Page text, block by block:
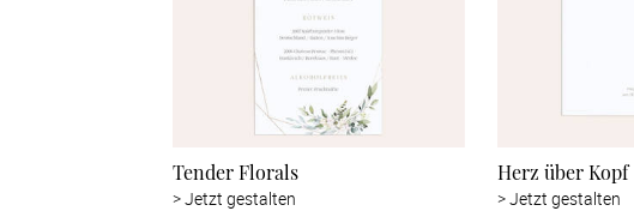
Tender Florals
>Jetzt gestalten
Herz über Kopf
>Jetzt gestalten